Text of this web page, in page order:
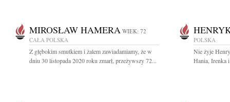
MIROSŁAW HAMERA WIEK: 72
CAŁA POLSKA
Z głębokim smutkiem i żalem zawiadamiamy, że w
dniu 30 listopada 2020 roku zmarł, przeżywszy 72...
POLSKA
Nie żyje
Hania, Irenka